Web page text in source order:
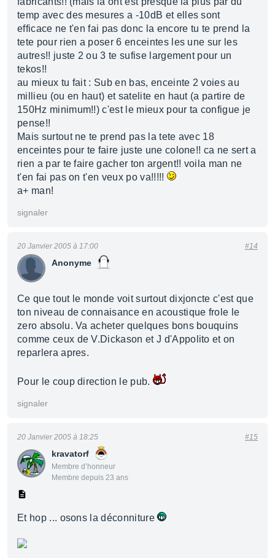
temp avec des mesures a -10dB et elles sont
efficace ne t'en fai pas donc la encore tu te prend la
tete pour rien a poser 6 enceintes les une sur les
autres!! juste 2 ou 3 te sufise largement pour un
tekos!!
au mieux tu fait : Sub en bas, enceinte 2 voies au
millieu (ou en haut) et satelite en haut (a partire de
150Hz minimum!!) c'est le mieux pour ta configue je
pense!!
Mais surtout ne te prend pas la tete avec 18
enceintes pour te faire juste une colone!! ca ne sert a
rien a par te faire gacher ton argent!! voila man ne
t'en fai pas on t'en veux po va!!!!!
a+ man!
signaler
Anonyme
20 Janvier 2005 à 17:00 #14
Ce que tout le monde voit surtout dixjoncte c'est que
ton niveau de connaisance en acoustique frole le
zero absolu. Va acheter quelques bons bouquins
comme ceux de V.Dickason et J d'Appolito et on
reparlera apres.
Pour le coup direction le pub.
signaler
kravatorf
Membre d’honneur
Membre depuis 23 ans
20 Janvier 2005 à 18:25 #15
Et hop ... osons la déconniture